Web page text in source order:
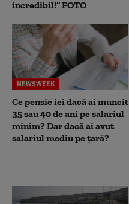
incredibil!” FOTO
NEWSWEEK
Ce pensie iei dacă ai muncit
35 sau 40 de ani pe salariul
minim? Dar dacă ai avut
salariul mediu pe țară?